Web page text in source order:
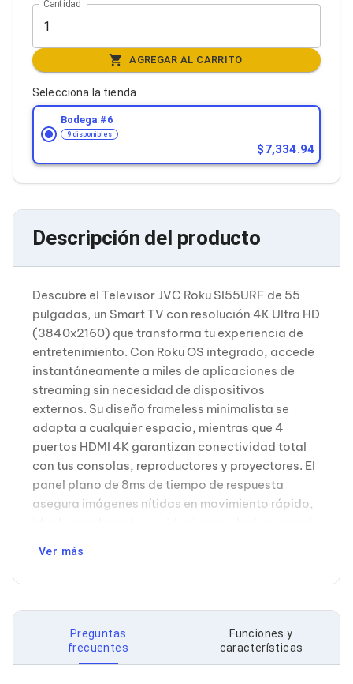
Adaptadores Video
Adaptadores Video DisplayPort
Divisores de Video
Adaptadores Video HDMI
Extensores y Receptores de Vídeo
Adaptadores Video VGA / HD15
Repetidores USB
Adaptadores Audio
Adaptadores Audio AUX
Adaptadores Audio USB
Dispositivos de Entrada
Mousepads
Teclados Numéricos
Servidores
Accesorios para Servidores
Racks y Gabinetes
Charolas para Racks y Gabinetes
Cableado Estructurado para Servidores
Cables KVM
Fuentes de Poder
Enfriamiento para Servidores
Soportes y Paneles
Sistemas Operativos para Servidores
Servidores
Soportes de Datos
Ultrium
Discos Duros / SSD / NAS
Accesorios para Discos Duros
Gabinetes de Discos Duros
Discos Duros para Videovigilancia
Accesorios para SSD
Almacenamiento MSA
Discos Duros Internos para PC
Discos Duros Internos para Laptop
Monitores
Cantidad
AGREGAR AL CARRITO
Selecciona la tienda
Bodega #6
9 disponibles
7,334.94
Descripción del producto
Descubre el Televisor JVC Roku SI55URF de 55
pulgadas, un Smart TV con resolución 4K Ultra HD
(3840x2160) que transforma tu experiencia de
entretenimiento. Con Roku OS integrado, accede
instantáneamente a miles de aplicaciones de
streaming sin necesidad de dispositivos
externos. Su diseño frameless minimalista se
adapta a cualquier espacio, mientras que 4
puertos HDMI 4K garantizan conectividad total
con tus consolas, reproductores y proyectores. El
panel plano de 8ms de tiempo de respuesta
asegura imágenes nítidas en movimiento rápido,
recepción tradicional. Con 2 puertos USB 2.0,
hogares que demandan calidad visual
profesional a precio accesible. Su soporte de
Ver más
Preguntas
frecuentes
Funciones y
características